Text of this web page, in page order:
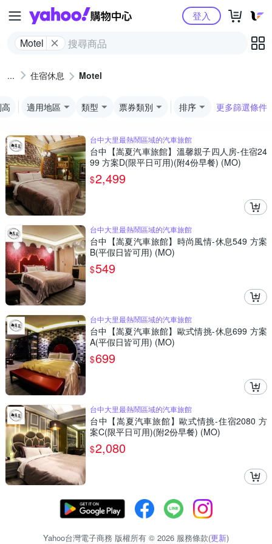
Yahoo購物中心
Motel
登入
住宿休息 Motel
適用地區 類型 票券類別 排序 更多篩選條件
台中大里最熱鬧區域的汽車旅館
台中【嵩夏汽車旅館】溫馨親子四人房-住宿24
99 方案D(限平日可用)(附4份早餐) (MO)
$2,499
台中大里最熱鬧區域的汽車旅館
台中【嵩夏汽車旅館】時尚風情-休息549 方案
B(平假日皆可用) (MO)
$549
台中大里最熱鬧區域的汽車旅館
台中【嵩夏汽車旅館】歐式情挑-休息699 方案
A(平假日皆可用) (MO)
$699
台中大里最熱鬧區域的汽車旅館
台中【嵩夏汽車旅館】歐式情挑-住宿2080 方
案C(限平日可用)(附2份早餐) (MO)
$2,080
Yahoo台灣電子商務 版權所有 © 2026 服務條款(更新)